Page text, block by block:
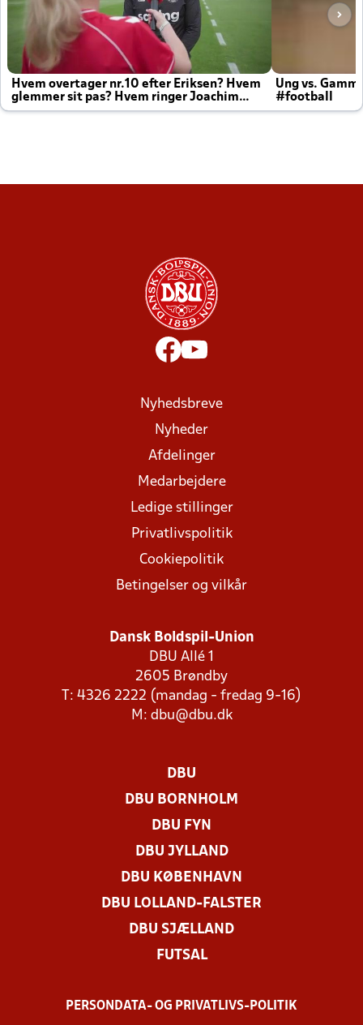
Hvem overtager nr.10 efter Eriksen? Hvem
glemmer sit pas? Hvem ringer Joachim
altid til efter kampe?
Ung vs.
#football
Nyhedsbreve
Nyheder
Afdelinger
Medarbejdere
Ledige stillinger
Privatlivspolitik
Cookiepolitik
Betingelser og vilkår
Dansk Boldspil-Union
DBU Allé 1
2605 Brøndby
T: 4326 2222 (mandag - fredag 9-16)
M: dbu@dbu.dk
DBU
DBU BORNHOLM
DBU FYN
DBU JYLLAND
DBU KØBENHAVN
DBU LOLLAND-FALSTER
DBU SJÆLLAND
FUTSAL
PERSONDATA- OG PRIVATLIVS-POLITIK